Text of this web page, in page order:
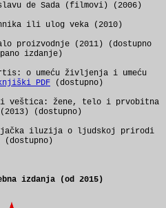
de Sada (filmovi) (2006)
ili ulog veka (2010)
proizvodnje (2011) (dostupno
izdanje)
o umeću življenja i umeću
PDF (dostupno)
žene, telo i prvobitna
(dostupno)
iluzija o ljudskoj prirodi
(dostupno)
izdanja (od 2015)